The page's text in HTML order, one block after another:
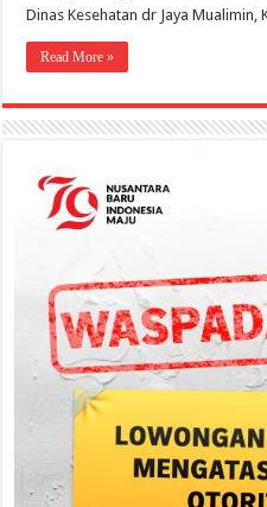
Dinas Kesehatan dr Jaya Mualimin,
Read More »